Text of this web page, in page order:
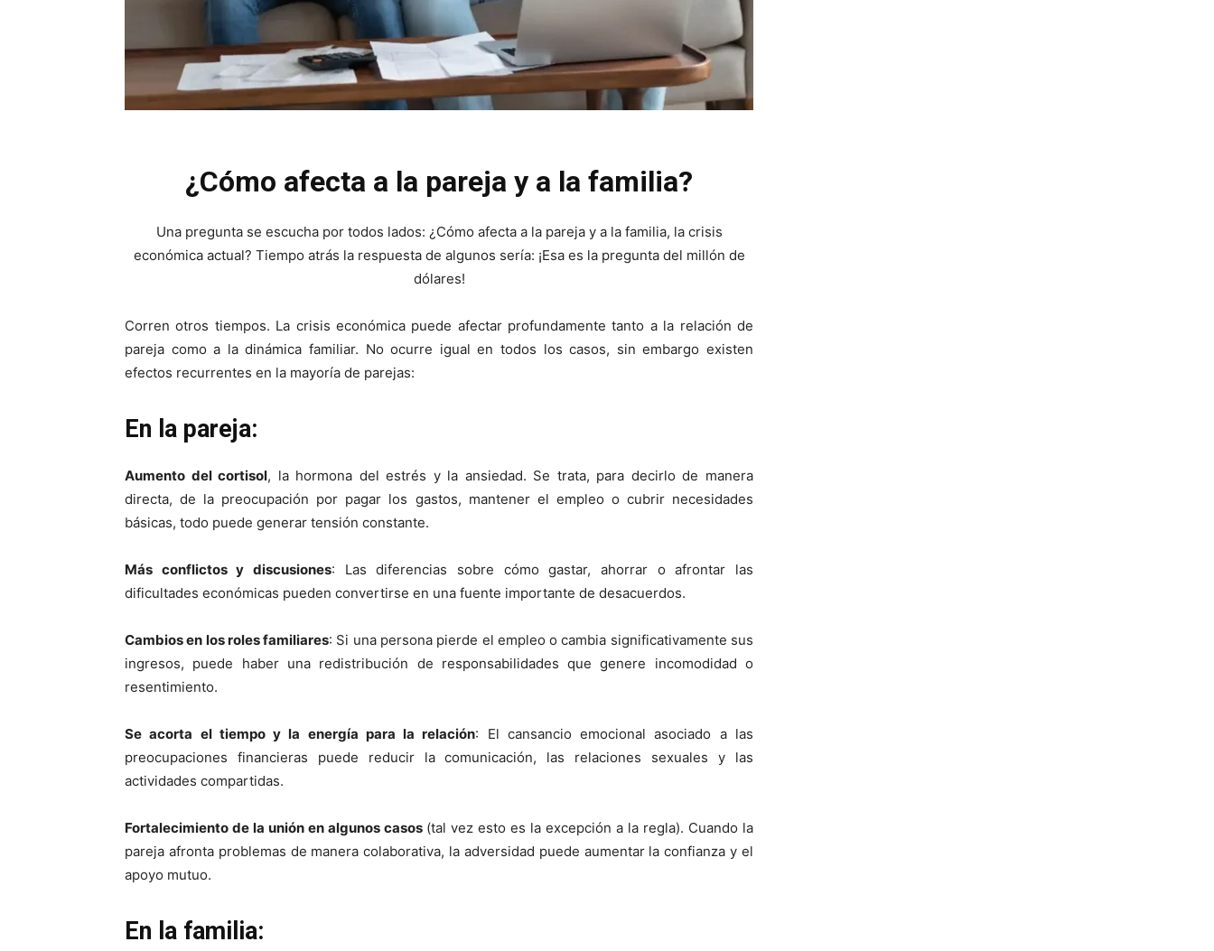
¿Cómo afecta a la pareja y a la familia?
Una pregunta se escucha por todos lados: ¿Cómo afecta a la pareja y a la familia, la crisis
económica actual? Tiempo atrás la respuesta de algunos sería: ¡Esa es la pregunta del millón de
dólares!
Corren otros tiempos. La crisis económica puede afectar profundamente tanto a la relación de
pareja como a la dinámica familiar. No ocurre igual en todos los casos, sin embargo existen
efectos recurrentes en la mayoría de parejas:
En la pareja:
Aumento del cortisol, la hormona del estrés y la ansiedad. Se trata, para decirlo de manera
directa, de la preocupación por pagar los gastos, mantener el empleo o cubrir necesidades
básicas, todo puede generar tensión constante.
Más conflictos y discusiones: Las diferencias sobre cómo gastar, ahorrar o afrontar las
dificultades económicas pueden convertirse en una fuente importante de desacuerdos.
Cambios en los roles familiares: Si una persona pierde el empleo o cambia significativamente sus
ingresos, puede haber una redistribución de responsabilidades que genere incomodidad o
resentimiento.
Se acorta el tiempo y la energía para la relación: El cansancio emocional asociado a las
preocupaciones financieras puede reducir la comunicación, las relaciones sexuales y las
actividades compartidas.
Fortalecimiento de la unión en algunos casos (tal vez esto es la excepción a la regla). Cuando la
pareja afronta problemas de manera colaborativa, la adversidad puede aumentar la confianza y el
apoyo mutuo.
En la familia: